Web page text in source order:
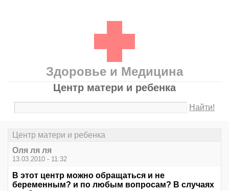
Здоровье и Медицина
Центр матери и ребенка
Найти!
Центр матери и ребенка
Оля ля ля
13.03.2010 - 11:32
В этот центр можно обращаться и не
беременным? и по любым вопросам? В случаях